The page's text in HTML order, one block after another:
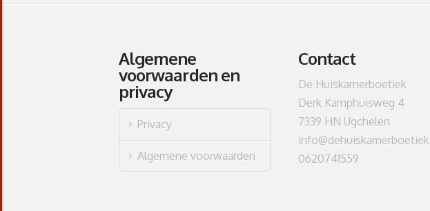
Algemene
voorwaarden en
privacy
Privacy
Algemene voorwaarden
Contact
De Huiskamerboetiek
Derk Kamphuisweg 4
7339 HN Ugchelen
0620741559